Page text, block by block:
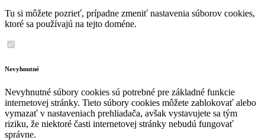
Tu si môžete pozrieť, prípadne zmeniť nastavenia súborov cookies,
ktoré sa používajú na tejto doméne.
Nevyhnutné
Nevyhnutné súbory cookies sú potrebné pre základné funkcie
internetovej stránky. Tieto súbory cookies môžete zablokovať alebo
vymazať v nastaveniach prehliadača, avšak vystavujete sa tým
riziku, že niektoré časti internetovej stránky nebudú fungovať
správne.